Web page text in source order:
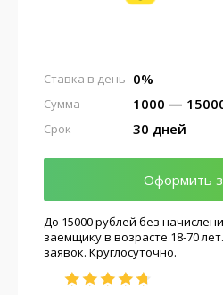
0%
Ставка в день
1000 —
Сумма
30 дней
Срок
Оформить
До 15000 рублей без
заемщику в возрасте 18-70
заявок. Круглосуточно.